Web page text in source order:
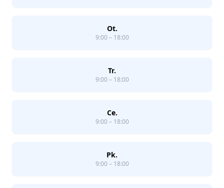
Ot.
9:00 – 18:00
Tr.
9:00 – 18:00
Ce.
9:00 – 18:00
Pk.
9:00 – 18:00